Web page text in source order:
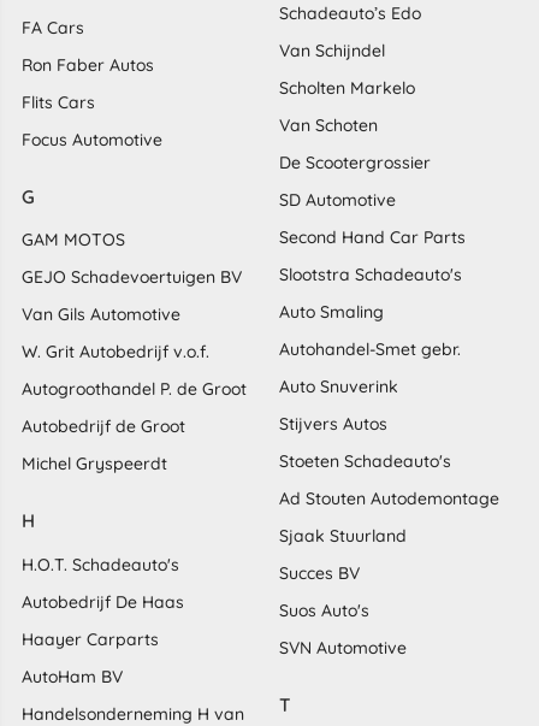
FA Cars
Ron Faber Autos
Flits Cars
Focus Automotive
G
GAM MOTOS
GEJO Schadevoertuigen BV
Van Gils Automotive
W. Grit Autobedrijf v.o.f.
Autogroothandel P. de Groot
Autobedrijf de Groot
Michel Gryspeerdt
H
H.O.T. Schadeauto's
Autobedrijf De Haas
Haayer Carparts
AutoHam BV
Handelsonderneming H van
Schadeauto’s Edo
Van Schijndel
Scholten Markelo
Van Schoten
De Scootergrossier
SD Automotive
Second Hand Car Parts
Slootstra Schadeauto's
Auto Smaling
Autohandel-Smet gebr.
Auto Snuverink
Stijvers Autos
Stoeten Schadeauto's
Ad Stouten Autodemontage
Sjaak Stuurland
Succes BV
Suos Auto's
SVN Automotive
T